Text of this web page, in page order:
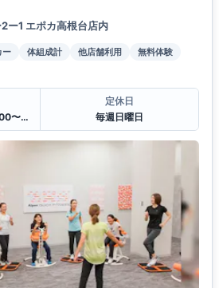
ー1 エポカ高根台店内
ー 体組成計 他店舗利用
無料体験
平日 10:00〜13:00・14:00〜20:00
定休日
毎週日曜日